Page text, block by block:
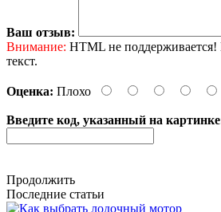
Ваш отзыв:
Внимание: HTML не
текст.
Оценка: Плохо
Введите код, указанный на
Продолжить
Последние статьи